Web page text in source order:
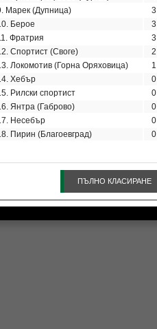
Марек (Дупница)
3
Берое
3
Фратрия
3
Спортист (Своге)
2
Локомотив (Горна Оряховица)
1
Хебър
0
Рилски спортист
0
Янтра (Габрово)
0
Несебър
0
Пирин (Благоевград)
0
ПЪЛНО КЛАСИРАНЕ